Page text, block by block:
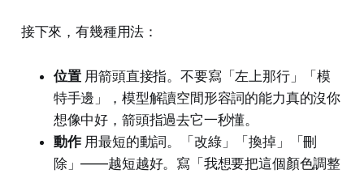
接下來，有幾種用法：
位置用箭頭直接指。不要寫「左上那行」「模
特手邊」，模型解讀空間形容詞的能力真的沒你
想像中好，箭頭指過去它一秒懂。
動作用最短的動詞。「改綠」「換掉」「刪
除」——越短越好。寫「我想要把這個顏色調整